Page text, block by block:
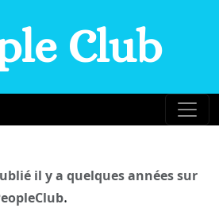
Club
il y a quelques années sur
.